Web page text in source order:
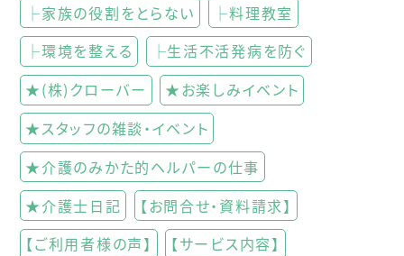
├家族の役割をとらない
├料理教室
├環境を整える
├生活不活発病を防ぐ
★(株)クローバー
★お楽しみイベント
★スタッフの雑談・イベント
★介護のみかた的ヘルパーの仕事
★介護士日記
【お問合せ・資料請求】
【ご利用者様の声】
【サービス内容】